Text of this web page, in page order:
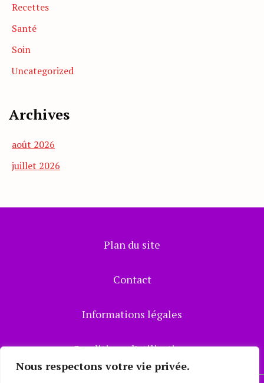
Nous respectons votre vie privée.
Recettes
Santé
Soin
Uncategorized
Archives
août 2026
juillet 2026
Plan du site
Contact
Informations légales
Conditions d’utilisations